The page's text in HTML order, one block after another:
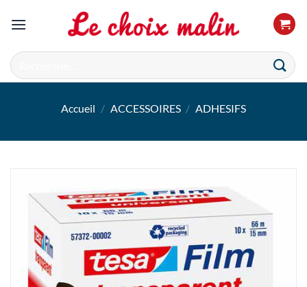
Recherche
pour :
Accueil / ACCESSOIRES / ADHESIFS